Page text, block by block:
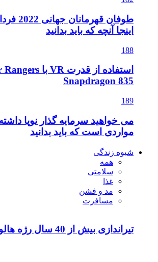
طوفان
اینجا آنچه که باید بدانید
188
Snapdragon 835
189
می خواهید سرمایه گذار نوپا
مواردی است که باید بدانید
شیوه زندگی
همه
سلامتی
غذا
مد و فشن
مسافرت
تیراندازی بیش از 40 سال رژه هالووین نیویورک